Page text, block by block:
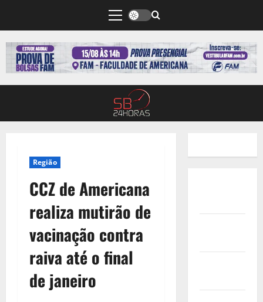
Região
CCZ de Americana
realiza mutirão de
vacinação contra
raiva até o final
de janeiro